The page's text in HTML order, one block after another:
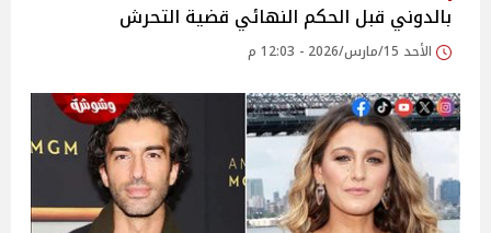
بالدوني قبل الحكم النهائي قضية التحرش
الأحد 15/مارس/2026 - 12:03 م